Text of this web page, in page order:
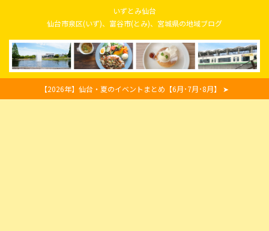
いずとみ仙台
仙台市泉区(いず)、富谷市(とみ)、宮城県の地域ブログ
【2026年】仙台・夏のイベントまとめ【6月･7月･8月】 ➤